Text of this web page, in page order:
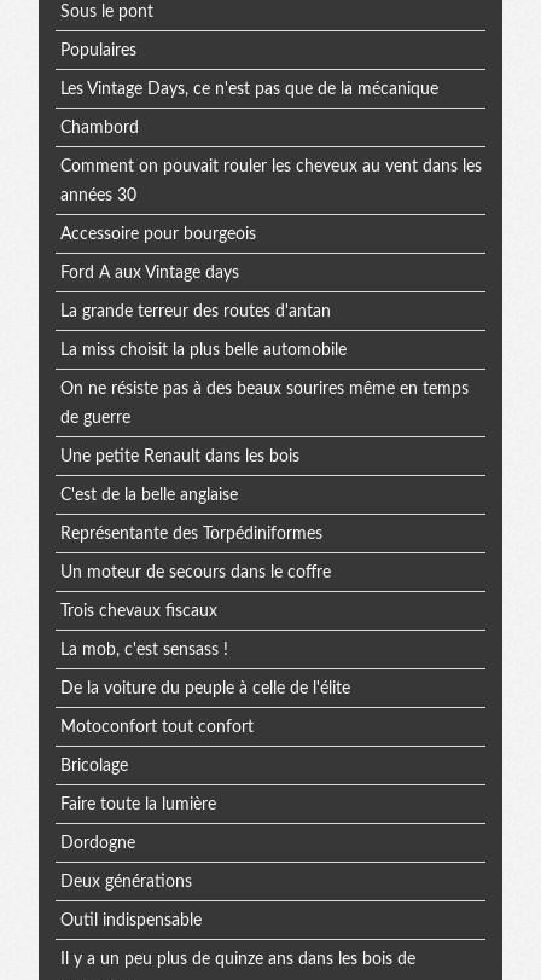
Sous le pont
Populaires
Les Vintage Days, ce n'est pas que de la mécanique
Chambord
Comment on pouvait rouler les cheveux au vent dans les
années 30
Accessoire pour bourgeois
Ford A aux Vintage days
La grande terreur des routes d'antan
La miss choisit la plus belle automobile
On ne résiste pas à des beaux sourires même en temps
de guerre
Une petite Renault dans les bois
C'est de la belle anglaise
Représentante des Torpédiniformes
Un moteur de secours dans le coffre
Trois chevaux fiscaux
La mob, c'est sensass !
De la voiture du peuple à celle de l'élite
Motoconfort tout confort
Bricolage
Faire toute la lumière
Dordogne
Deux générations
Outil indispensable
Il y a un peu plus de quinze ans dans les bois de